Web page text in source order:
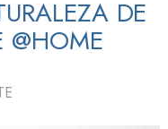
DE
@HOME